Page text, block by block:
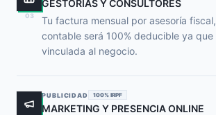
03
GESTORÍAS Y CONSULTORES
Tu factura mensual por asesoría
contable será 100% deducible ya
vinculada al negocio.
PUBLICIDAD 100% IRPF
MARKETING Y PRESENCIA ONLINE